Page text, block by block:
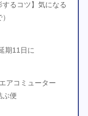
るコツ】気になる
期11日に
アコミューター
ぶ便